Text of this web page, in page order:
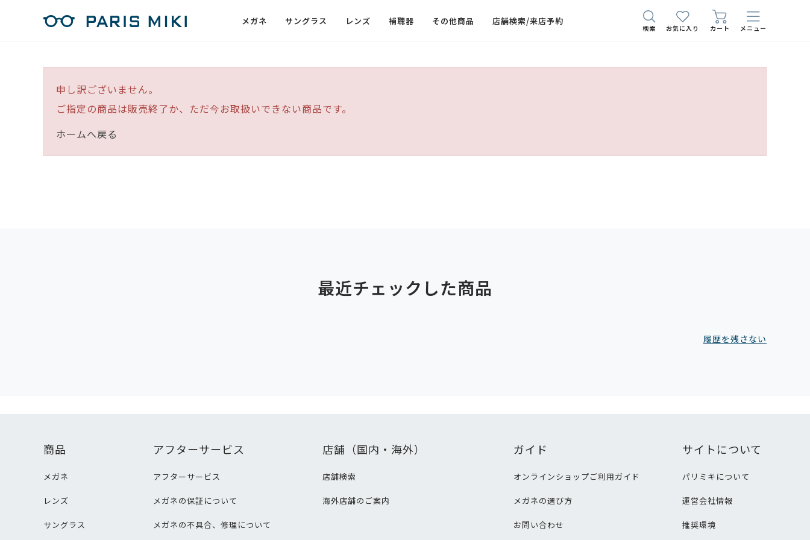
メガネ サングラス レンズ 補聴器 その他商品 店舗検索/来店予約
検索 お気に入り カート メニュー
申し訳ございません。
ご指定の商品は販売終了か、ただ今お取扱いできない商品です。
ホームへ戻る
最近チェックした商品
履歴を残さない
商品
メガネ
レンズ
サングラス
アフターサービス
アフターサービス
メガネの保証について
メガネの不具合、修理について
店舗（国内・海外）
店舗検索
海外店舗のご案内
ガイド
オンラインショップご利用ガイド
メガネの選び方
お問い合わせ
サイトについて
パリミキについて
運営会社情報
推奨環境